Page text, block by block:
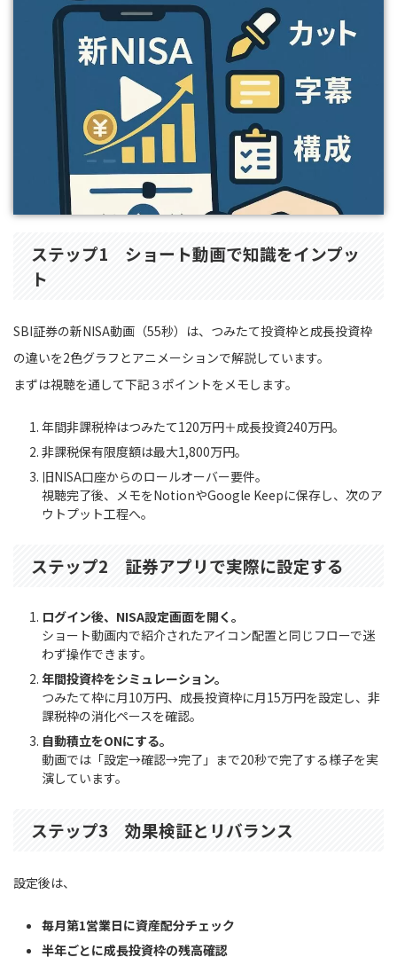
ステップ1 ショート動画で知識をインプッ
ト
SBI証券の新NISA動画（55秒）は、つみたて投資枠と成長投資枠
の違いを2色グラフとアニメーションで解説しています。
まずは視聴を通して下記３ポイントをメモします。
年間非課税枠はつみたて120万円＋成長投資240万円。
非課税保有限度額は最大1,800万円。
旧NISA口座からのロールオーバー要件。
視聴完了後、メモをNotionやGoogle Keepに保存し、次のア
ウトプット工程へ。
ステップ2 証券アプリで実際に設定する
ログイン後、NISA設定画面を開く。
ショート動画内で紹介されたアイコン配置と同じフローで迷
わず操作できます。
年間投資枠をシミュレーション。
つみたて枠に月10万円、成長投資枠に月15万円を設定し、非
課税枠の消化ペースを確認。
自動積立をONにする。
動画では「設定→確認→完了」まで20秒で完了する様子を実
演しています。
ステップ3 効果検証とリバランス
設定後は、
毎月第1営業日に資産配分チェック
半年ごとに成長投資枠の残高確認